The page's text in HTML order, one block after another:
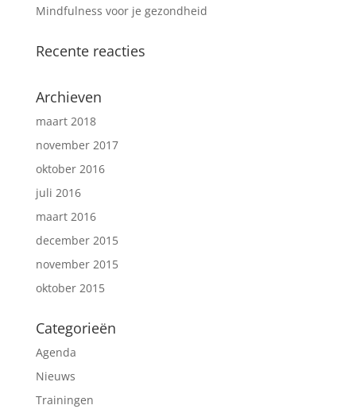
Mindfulness voor je gezondheid
Recente reacties
Archieven
maart 2018
november 2017
oktober 2016
juli 2016
maart 2016
december 2015
november 2015
oktober 2015
Categorieën
Agenda
Nieuws
Trainingen